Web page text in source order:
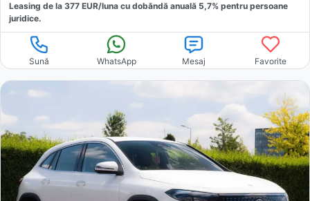
Leasing de la 377 EUR/luna cu dobăndă anuală 5,7% pentru persoane
juridice.
Sună WhatsApp Mesaj Favorite